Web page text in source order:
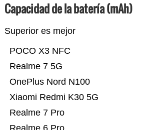
Capacidad de la batería (mAh)
Superior es mejor
Realme 7 Pro
Xiaomi Redmi K30 5G
OnePlus Nord N100
Realme 7 5G
POCO X3 NFC